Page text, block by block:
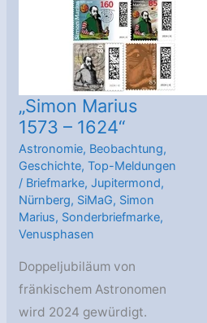
Jubiläumsjahr
Hofastronomen
2024
„Simon Marius
1573 – 1624“
Astronomie, Beobachtung,
Geschichte,Top-Meldungen
/ Briefmarke,Jupitermond,
Nürnberg, SiMaG, Simon
Marius, Sonderbriefmarke,
Venusphasen
Doppeljubiläum von
fränkischem Astronomen
wird 2024 gewürdigt.